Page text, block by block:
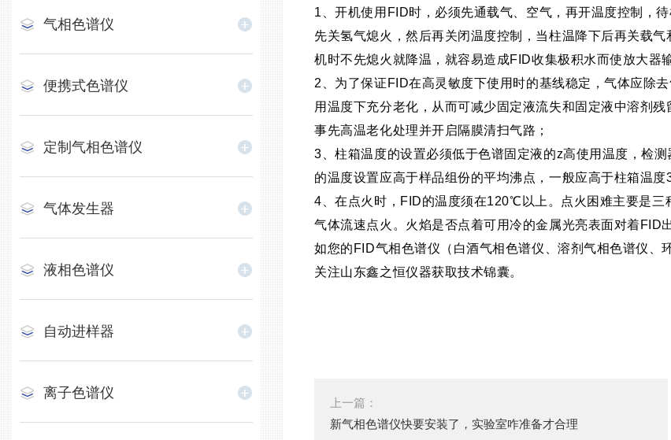
气相色谱仪
便携式色谱仪
定制气相色谱仪
气体发生器
液相色谱仪
自动进样器
离子色谱仪
1、开机使用FID时，必须先通载气、空气，再开温度控制，
先关氢气熄火，然后再关闭温度控制，当柱温降下后再关载
机时不先熄火就降温，就容易造成FID收集极积水而使放大器
2、为了保证FID在高灵敏度下使用时的基线稳定，气体应除
用温度下充分老化，从而可减少固定液流失和固定液中溶剂
事先高温老化处理并开启隔膜清扫气路；
3、柱箱温度的设置必须低于色谱固定液的z高使用温度，检
的温度设置应高于样品组份的平均沸点，一般应高于柱箱温度
4、在点火时，FID的温度须在120℃以上。点火困难主要是
气体流速点火。火焰是否点着可用冷的金属光亮表面对着FID
如您的FID气相色谱仪（白酒气相色谱仪、溶剂气相色谱仪
关注山东鑫之恒仪器获取技术锦囊。
上一篇：
新气相色谱仪快要安装了，实验室咋准备才合理